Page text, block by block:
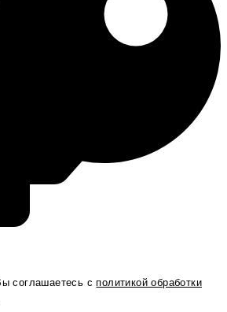
соглашаетесь сполитикой обработки